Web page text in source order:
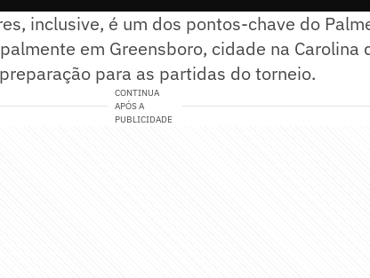
inclusive, é um dos pontos-chave do
em Greensboro, cidade na Carolina
para as partidas do torneio.
CONTINUA
APÓS A
PUBLICIDADE